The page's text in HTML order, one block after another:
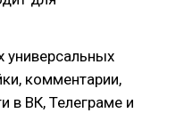
комментарии,
в ВК, Телеграме и